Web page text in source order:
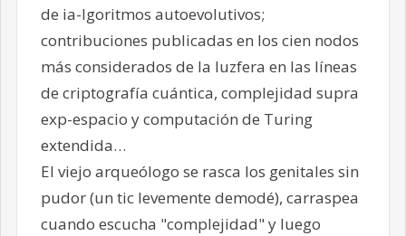
de ia-lgoritmos autoevolutivos;
contribuciones publicadas en los cien nodos
más considerados de la luzfera en las líneas
de criptografía cuántica, complejidad supra
exp-espacio y computación de Turing
extendida…
El viejo arqueólogo se rasca los genitales sin
pudor (un tic levemente demodé), carraspea
cuando escucha "complejidad" y luego